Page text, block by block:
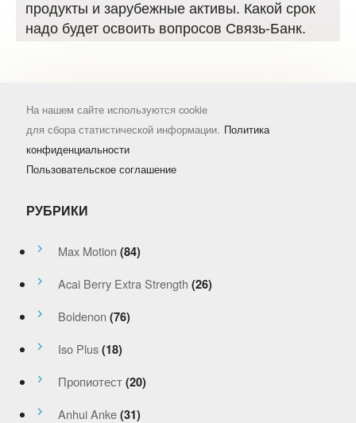
продукты и зарубежные активы. Какой срок
надо будет освоить вопросов Связь-Банк.
На нашем сайте используются cookie
для сбора статистической информации. Политика
конфиденциальности
Пользовательское соглашение
РУБРИКИ
Max Motion (84)
Acai Berry Extra Strength (26)
Boldenon (76)
Iso Plus (18)
Пропиотест (20)
Anhui Anke (31)